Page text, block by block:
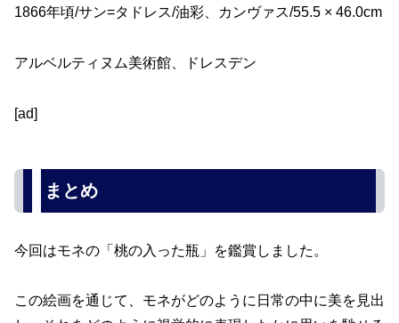
1866年頃/サン=タドレス/油彩、カンヴァス/55.5 × 46.0cm
アルベルティヌム美術館、ドレスデン
[ad]
まとめ
今回はモネの「桃の入った瓶」を鑑賞しました。
この絵画を通じて、モネがどのように日常の中に美を見出